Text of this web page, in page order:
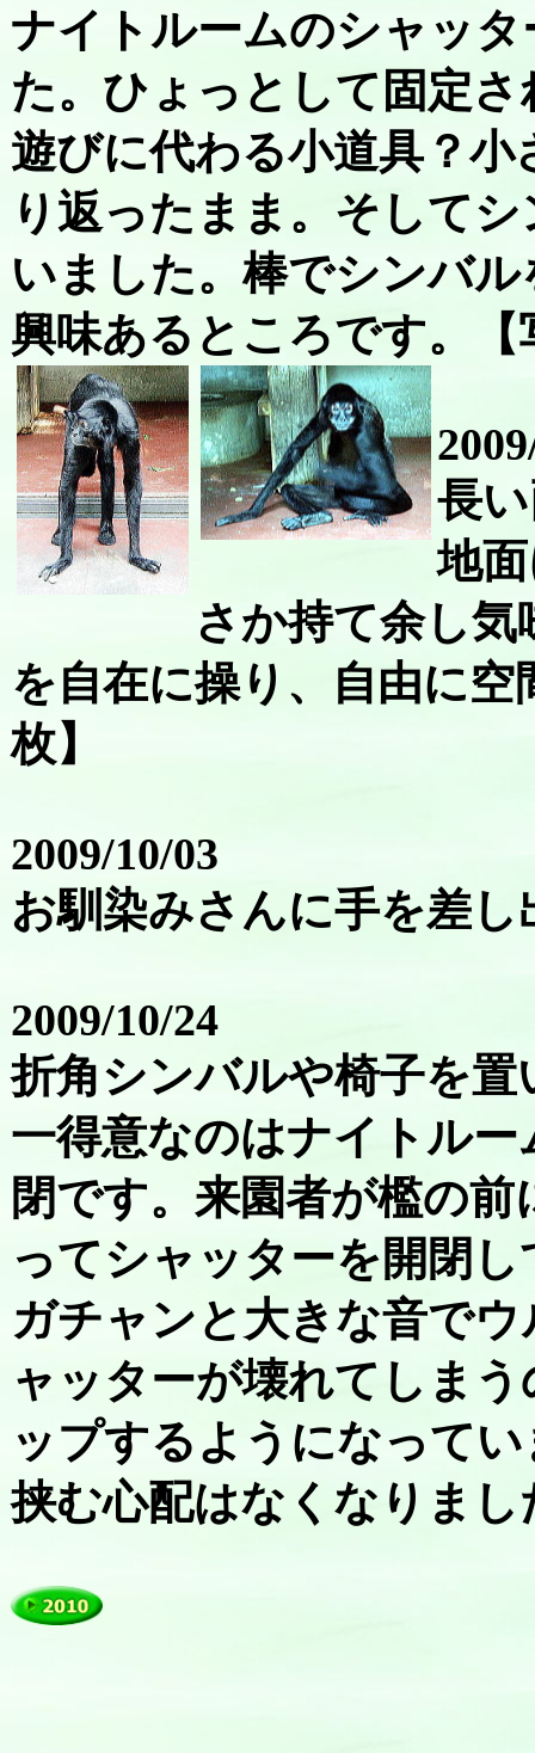
ナイトルームのシャッ
た。ひょっとして固定
遊びに代わる小道具？
り返ったまま。そして
いました。棒でシンバ
興味あるところです。【
長
地
さか持て余し
を自在に操り、自由に
枚】
2009/10/03
お馴染みさんに手を差
2009/10/24
折角シンバルや椅子を
一得意なのはナイトル
閉です。来園者が檻の
ってシャッターを開閉
ガチャンと大きな音で
ャッターが壊れてしま
ップするようになって
挟む心配はなくなりまし